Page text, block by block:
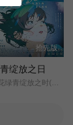
抢先版
绽放之日
青绽放之时(港/台)/新的黎明/A New Dawn/Une aube nouvelle/